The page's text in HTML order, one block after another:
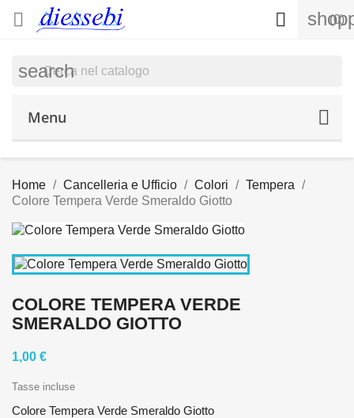
 (0)

search
Menu
Home Cancelleria e Ufficio Colori
Tempera
Colore Tempera Verde Smeraldo Giotto
COLORE TEMPERA VERDE
SMERALDO GIOTTO
1,00 €
Tasse incluse
Colore Tempera Verde Smeraldo Giotto